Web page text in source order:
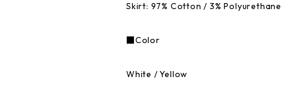
Skirt: 97% Cotton / 3% Polyurethane
■Color
White / Yellow